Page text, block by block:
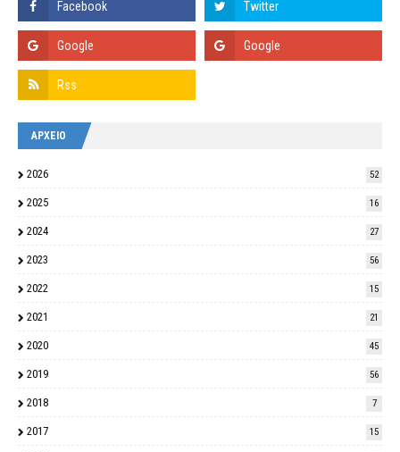
ΑΡΧΕΙΟ
2026 52
2025 16
2024 27
2023 56
2022 15
2021 21
2020 45
2019 56
2018 7
2017 15